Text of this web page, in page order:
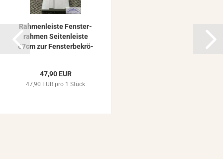
Rah­men­leis­te Fens­ter­
rah­men Sei­ten­leis­te
67cm zur Fens­ter­be­krö­
47,90 EUR
47,90 EUR pro 1 Stück